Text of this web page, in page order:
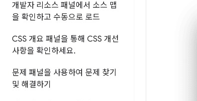
개발자 리소스 패널에서 소스 맵
을 확인하고 수동으로 로드
CSS 개요 패널을 통해 CSS 개선
사항을 확인하세요.
문제 패널을 사용하여 문제 찾기
및 해결하기